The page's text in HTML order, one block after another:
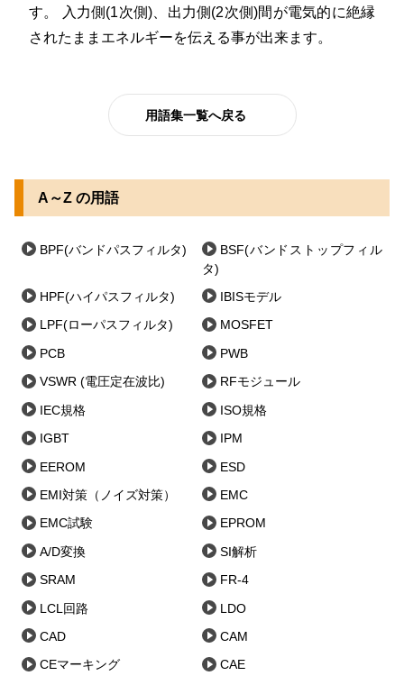
す。 入力側(1次側)、出力側(2次側)間が電気的に絶縁
されたままエネルギーを伝える事が出来ます。
用語集一覧へ戻る
A～Z の用語
BPF(バンドパスフィルタ)
BSF(バンドストップフィル
タ)
HPF(ハイパスフィルタ) IBISモデル
LPF(ローパスフィルタ) MOSFET
PCB PWB
VSWR (電圧定在波比) RFモジュール
IEC規格 ISO規格
IGBT IPM
EEROM ESD
EMI対策（ノイズ対策） EMC
EMC試験 EPROM
A/D変換 SI解析
SRAM FR-4
LCL回路 LDO
CAD CAM
CEマーキング CAE